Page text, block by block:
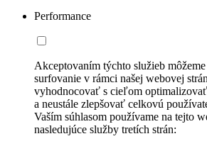
Performance
Akceptovaním týchto služieb
surfovanie v rámci našej webovej
vyhodnocovať s cieľom
a neustále zlepšovať celkovú
Vaším súhlasom používame na tejto
nasledujúce služby tretích strán: